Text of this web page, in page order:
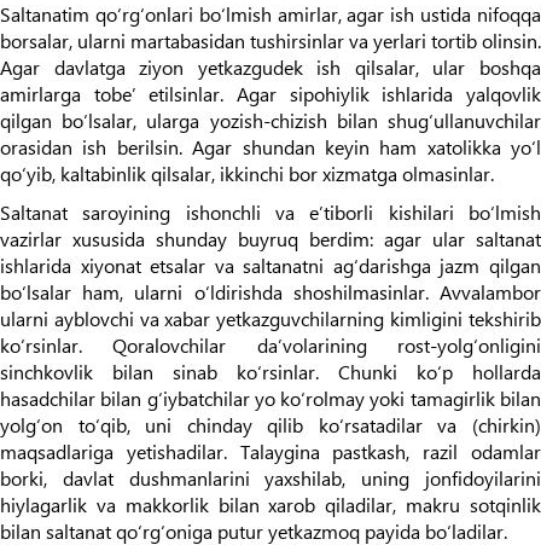
Saltanatim qo‘rg‘onlari bo‘lmish amirlar, agar ish ustida nifoqqa
borsalar, ularni martabasidan tushirsinlar va yerlari tortib olinsin.
Agar davlatga ziyon yetkazgudek ish qilsalar, ular boshqa
amirlarga tobe’ etilsinlar. Agar sipohiylik ishlarida yalqovlik
qilgan bo‘lsalar, ularga yozish-chizish bilan shug‘ullanuvchilar
orasidan ish berilsin. Agar shundan keyin ham xatolikka yo‘l
qo‘yib, kaltabinlik qilsalar, ikkinchi bor xizmatga olmasinlar.
Saltanat saroyining ishonchli va e’tiborli kishilari bo‘lmish
vazirlar xususida shunday buyruq berdim: agar ular saltanat
ishlarida xiyonat etsalar va saltanatni ag‘darishga jazm qilgan
bo‘lsalar ham, ularni o‘ldirishda shoshilmasinlar. Avvalambor
ularni ayblovchi va xabar yetkazguvchilarning kimligini tekshirib
ko‘rsinlar. Qoralovchilar da’volarining rost-yolg‘onligini
sinchkovlik bilan sinab ko‘rsinlar. Chunki ko‘p hollarda
hasadchilar bilan g‘iybatchilar yo ko‘rolmay yoki tamagirlik bilan
yolg‘on to‘qib, uni chinday qilib ko‘rsatadilar va (chirkin)
maqsadlariga yetishadilar. Talaygina pastkash, razil odamlar
borki, davlat dushmanlarini yaxshilab, uning jonfidoyilarini
hiylagarlik va makkorlik bilan xarob qiladilar, makru sotqinlik
bilan saltanat qo‘rg‘oniga putur yetkazmoq payida bo‘ladilar.